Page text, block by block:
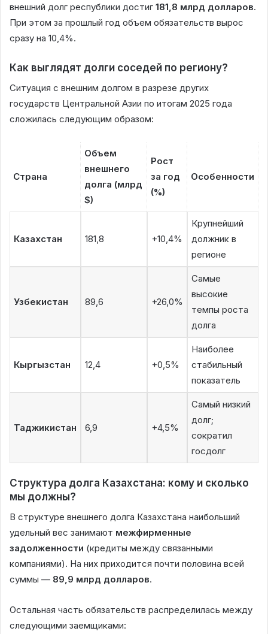
внешний долг республики достиг 181,8 млрд долларов.
При этом за прошлый год объем обязательств вырос
сразу на 10,4%.
Как выглядят долги соседей по региону?
Ситуация с внешним долгом в разрезе других
государств Центральной Азии по итогам 2025 года
сложилась следующим образом:
Страна
Объем
внешнего
долга (млрд
$)
Рост
за год
(%)
Особенности
Казахстан 181,8 +10,4%
Крупнейший
должник в
регионе
Узбекистан 89,6 +26,0%
Самые
высокие
темпы роста
долга
Кыргызстан 12,4 +0,5%
Наиболее
стабильный
показатель
Таджикистан 6,9 +4,5%
Самый низкий
долг;
сократил
госдолг
Структура долга Казахстана: кому и сколько
мы должны?
В структуре внешнего долга Казахстана наибольший
удельный вес занимают межфирменные
задолженности (кредиты между связанными
компаниями). На них приходится почти половина всей
суммы — 89,9 млрд долларов.
Остальная часть обязательств распределилась между
следующими заемщиками: